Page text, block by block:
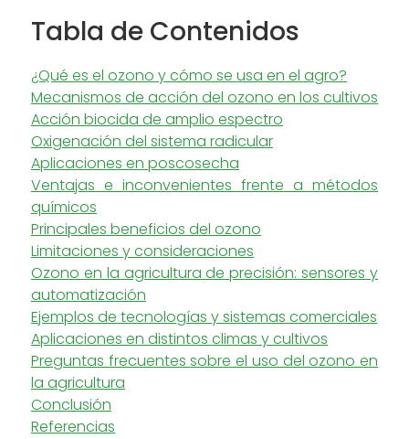
Tabla de Contenidos
¿Qué es el ozono y cómo se usa en el agro?
Mecanismos de acción del ozono en los cultivos
Acción biocida de amplio espectro
Oxigenación del sistema radicular
Aplicaciones en poscosecha
Ventajas e inconvenientes frente a métodos
químicos
Principales beneficios del ozono
Limitaciones y consideraciones
Ozono en la agricultura de precisión: sensores y
automatización
Ejemplos de tecnologías y sistemas comerciales
Aplicaciones en distintos climas y cultivos
Preguntas frecuentes sobre el uso del ozono en
la agricultura
Conclusión
Referencias